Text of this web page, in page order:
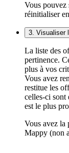
Vous pouvez
réinitialiser
3. Visualiser
La liste des
pertinence.
plus à vos
Vous avez
restitue les
celles-ci sont
est le plus
Vous avez la
Mappy (non